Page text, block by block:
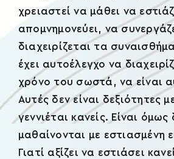
χρειαστεί να μάθει να
απομνημονεύει, να
διαχειρίζεται τα
έχει αυτοέλεγχο να
χρόνο του σωστά, να είναι
Αυτές δεν είναι δεξιότητες
γεννιέται κανείς. Είναι
μαθαίνονται με εστιασμένη
Γιατί αξίζει να εστιάσει